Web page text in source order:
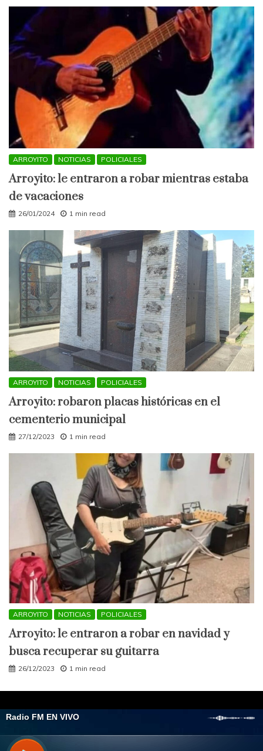
ARROYITO NOTICIAS POLICIALES
Arroyito: le entraron a robar mientras estaba
de vacaciones
26/01/2024 1 min read
ARROYITO NOTICIAS POLICIALES
Arroyito: robaron placas históricas en el
cementerio municipal
27/12/2023 1 min read
ARROYITO NOTICIAS POLICIALES
Arroyito: le entraron a robar en navidad y
busca recuperar su guitarra
26/12/2023 1 min read
All Rights Reserved 2021.
Proudly powered by WordPress|Theme: Engage